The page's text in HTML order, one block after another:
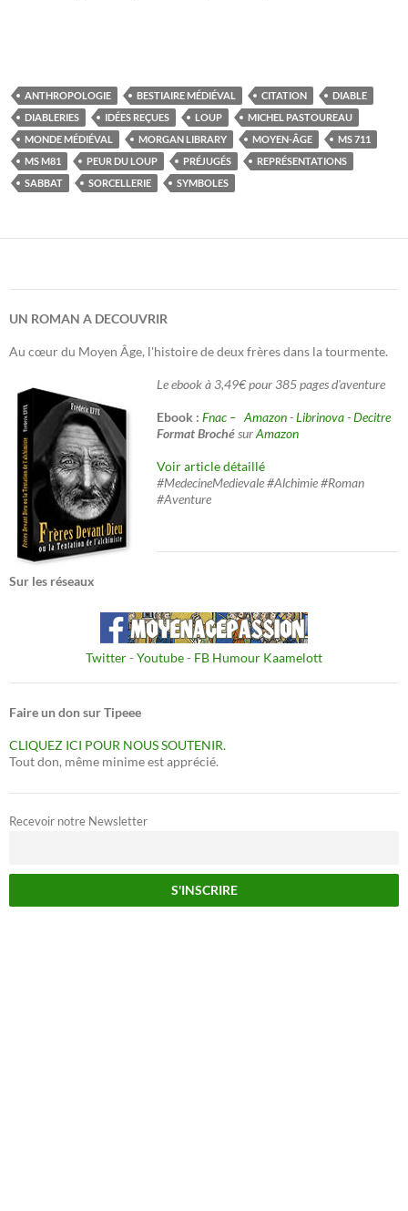
ANTHROPOLOGIE BESTIAIRE MÉDIÉVAL CITATION
DIABLE
DIABLERIES
IDÉES REÇUES LOUP
MICHEL PASTOUREAU
MONDE MÉDIÉVAL
MORGAN LIBRARY MOYEN-ÂGE
MS 711
MS M81
PEUR DU LOUP PRÉJUGÉS
REPRÉSENTATIONS
SABBAT
SORCELLERIE SYMBOLES
UN ROMAN A DECOUVRIR
Au cœur du Moyen Âge, l'histoire de deux frères dans la tourmente.
Le ebook à 3,49€ pour 385 pages d'aventure
Ebook : Fnac – Amazon-Librinova-Decitre
Format BrochésurAmazon
Voir article détaillé
#MedecineMedievale #Alchimie #Roman
#Aventure
Sur les réseaux
Twitter- Youtube- FB Humour Kaamelott
Faire un don sur Tipeee
CLIQUEZ ICI POUR NOUS SOUTENIR.
Tout don, même minime est apprécié.
Recevoir notre Newsletter